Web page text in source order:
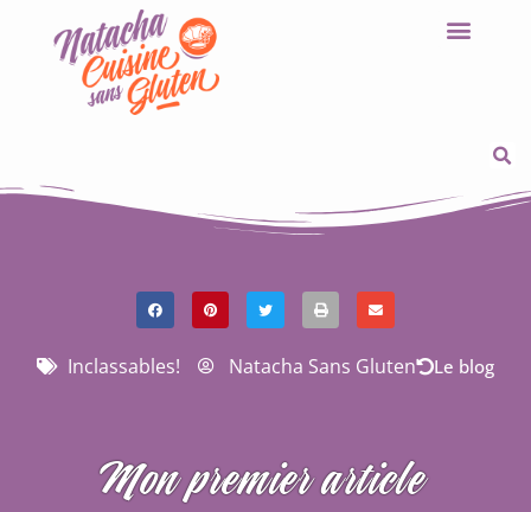
Inclassables! Natacha Sans Gluten Le blog
Mon premier article